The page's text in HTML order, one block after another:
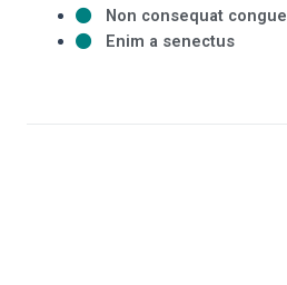
Non consequat congue
Enim a senectus